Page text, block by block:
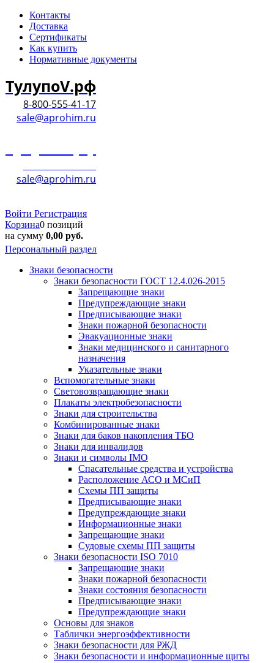
Контакты
Доставка
Сертификаты
Как купить
Нормативные документы
ТулупоV.рф
8-800-555-41-17
sale@aprohim.ru
sale@aprohim.ru
Войти Регистрация
Корзина0 позиций
на сумму 0,00 руб.
Персональный раздел
Знаки безопасности
Знаки безопасности ГОСТ 12.4.026-2015
Запрещающие знаки
Предупреждающие знаки
Предписывающие знаки
Знаки пожарной безопасности
Эвакуационные знаки
Знаки медицинского и санитарного
назначения
Указательные знаки
Вспомогательные знаки
Световозвращающие знаки
Плакаты электробезопасности
Знаки для строительства
Комбинированные знаки
Знаки для баков накопления ТБО
Знаки для инвалидов
Знаки и символы IMO
Спасательные средства и устройства
Расположение АСО и МСиП
Схемы ПП защиты
Предписывающие знаки
Предупреждающие знаки
Информационные знаки
Запрещающие знаки
Судовые схемы ПП защиты
Знаки безопасности ISO 7010
Запрещающие знаки
Знаки пожарной безопасности
Знаки состояния безопасности
Предписывающие знаки
Предупреждающие знаки
Основы для знаков
Таблички энергоэффективности
Знаки безопасности для РЖД
Знаки безопасности и информационные щиты